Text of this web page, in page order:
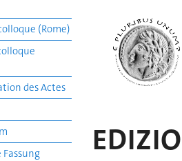
(Rome)
des Actes